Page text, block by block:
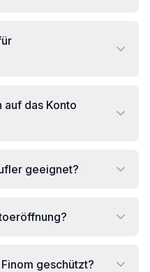
das Konto
geeignet?
geschützt?